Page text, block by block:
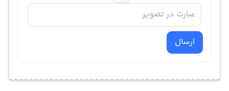
ارسال